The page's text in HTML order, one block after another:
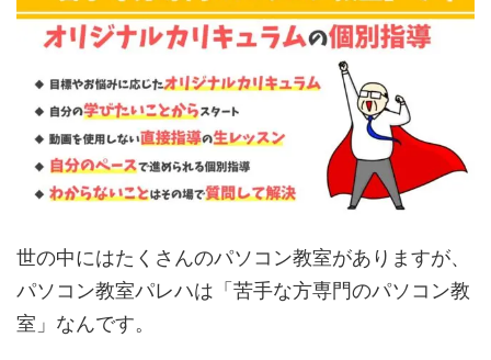
世の中にはたくさんのパソコン教室がありますが、
パソコン教室パレハは「苦手な方専門のパソコン教
室」なんです。